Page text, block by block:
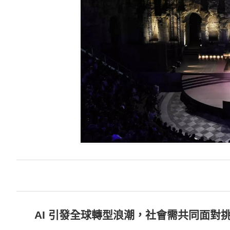
AI 引發全球轉型浪潮，社會需共同面對